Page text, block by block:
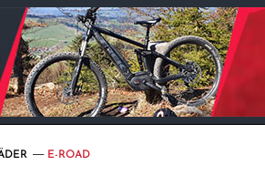
E-ROAD